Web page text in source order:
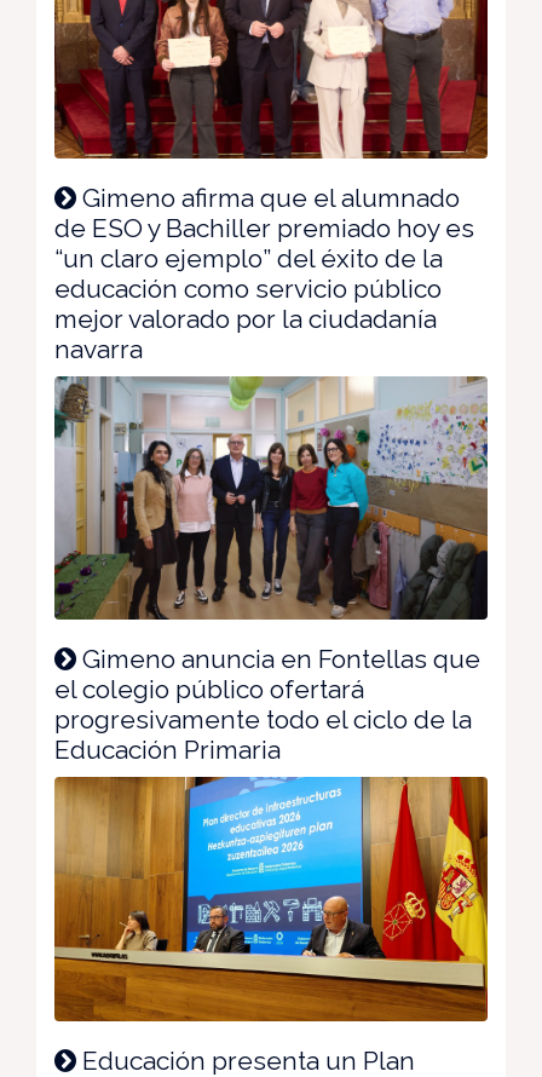
Gimeno afirma que el alumnado
de ESO y Bachiller premiado hoy es
“un claro ejemplo” del éxito de la
educación como servicio público
mejor valorado por la ciudadanía
navarra
Gimeno anuncia en Fontellas que
el colegio público ofertará
progresivamente todo el ciclo de la
Educación Primaria
Educación presenta un Plan